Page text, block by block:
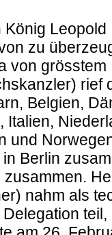
zu
von
rief
Belgien,
Italien,
und
Berlin
nahm als